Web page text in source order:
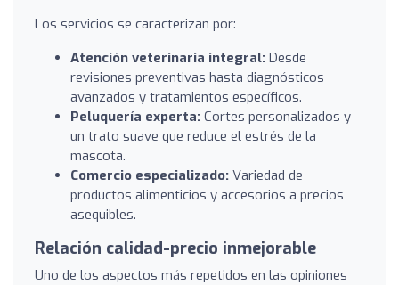
Los servicios se caracterizan por:
Atención veterinaria integral: Desde
revisiones preventivas hasta diagnósticos
avanzados y tratamientos específicos.
Peluquería experta: Cortes personalizados y
un trato suave que reduce el estrés de la
mascota.
Comercio especializado: Variedad de
productos alimenticios y accesorios a precios
asequibles.
Relación calidad-precio inmejorable
Uno de los aspectos más repetidos en las opiniones